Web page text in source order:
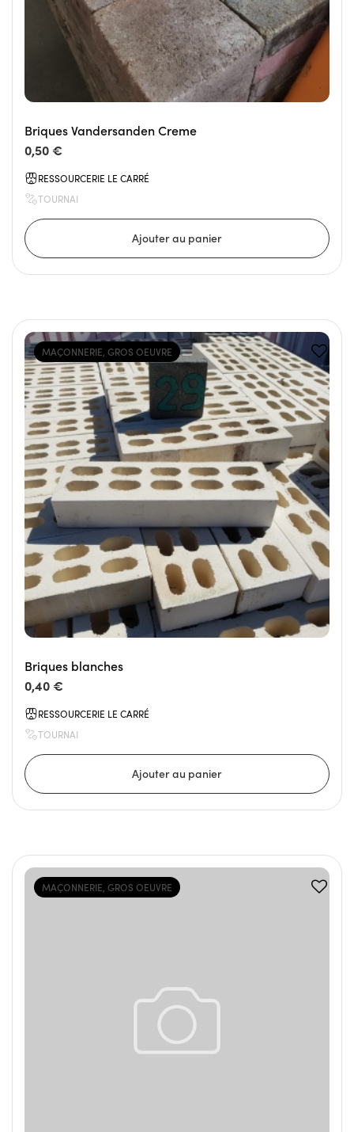
Briques Vandersanden Creme
0,50 €
RESSOURCERIE LE CARRÉ
TOURNAI
MAÇONNERIE, GROS OEUVRE
Briques blanches
0,40 €
RESSOURCERIE LE CARRÉ
TOURNAI
MAÇONNERIE, GROS OEUVRE